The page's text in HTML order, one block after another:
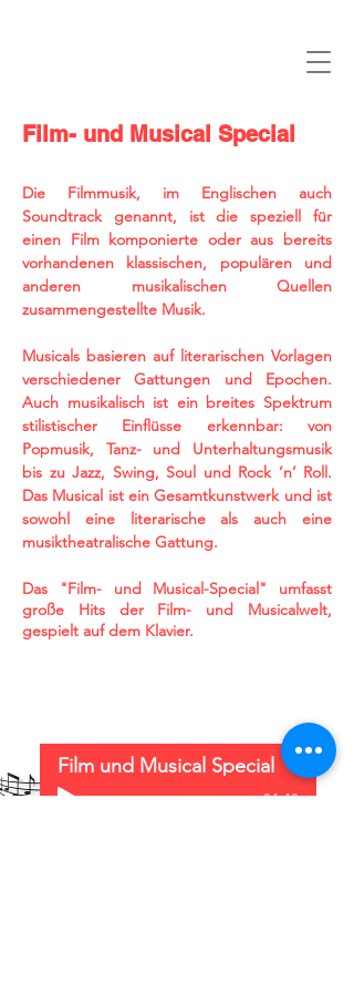
Die Filmmusik, im Englischen auch
Soundtrackgenannt, ist die speziell für
einen Film komponierte oder aus bereits
vorhandenen klassischen, populärenund
anderen musikalischen Quellen
zusammengestellte Musik.
Musicals basieren auf literarischen Vorlagen
verschiedener Gattungen und Epochen.
Auch musikalisch ist ein breites Spektrum
stilistischer Einflüsse erkennbar: von
Popmusik, Tanz-und Unterhaltungsmusik
bis zu Jazz, Swing, Soul und Rock ’n’ Roll.
Das Musical ist einGesamtkunstwerkund ist
sowohl eine literarische als auch eine
musiktheatralische Gattung.
Das "Film- und Musical-Special" umfasst
große Hits der Film- und Musicalwelt,
gespielt auf dem Klavier.
Film- und Musical Special
Film und Musical Special
-04:40